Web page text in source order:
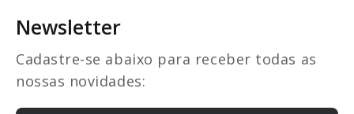
Newsletter
Cadastre-se abaixo para receber todas as
nossas novidades: